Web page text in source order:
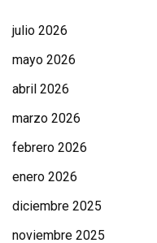
julio 2026
mayo 2026
abril 2026
marzo 2026
febrero 2026
enero 2026
diciembre 2025
noviembre 2025